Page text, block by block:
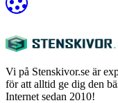
Vi på Stenskivor.se är
för att alltid ge dig den
Internet sedan 2010!